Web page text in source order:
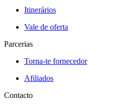
Itinerários
Vale de oferta
Parcerias
Torna-te fornecedor
Afiliados
Contacto